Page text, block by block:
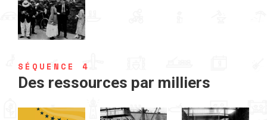
SÉQUENCE 4
Des ressources par milliers